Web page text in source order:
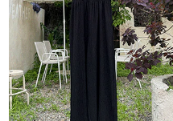
아우터
스커트
언더웨어/파자마